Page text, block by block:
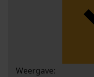
Weergave: